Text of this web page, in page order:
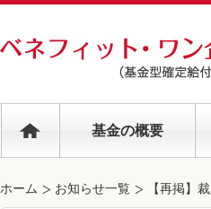
基金の概要
ホーム お知らせ一覧 【再掲】